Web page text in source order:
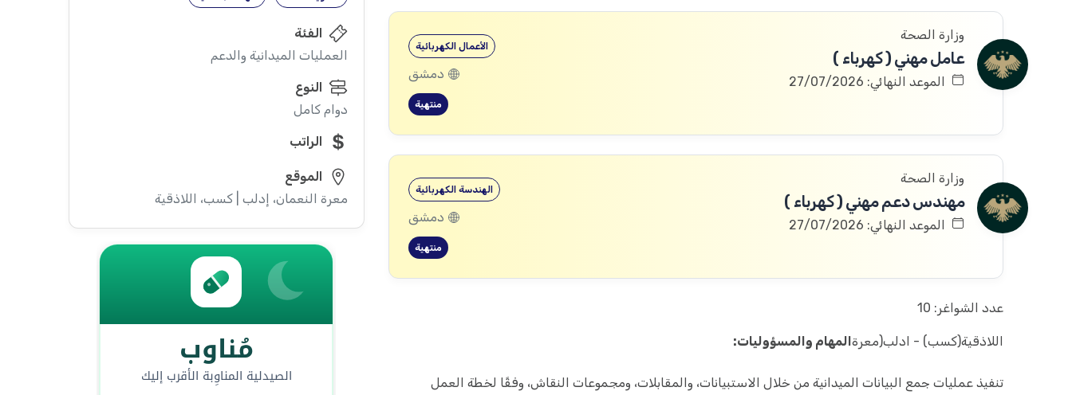
وزارة الصحة
عامل مهني ( كهرباء )
الموعد النهائي: 27/07/2026
الأعمال الكهربائية
دمشق
منتهية
وزارة الصحة
مهندس دعم مهني ( كهرباء )
الموعد النهائي: 27/07/2026
الهندسة الكهربائية
دمشق
منتهية
عدد الشواغر: 10
اللاذقية(كسب) - ادلب(معرةالمهام والمسؤوليات:
تنفيذ عمليات جمع البيانات الميدانية من خلال الاستبيانات، والمقابلات، ومجموعات النقاش، وفقًا لخطة العمل
الفئة
العمليات الميدانية والدعم
النوع
دوام كامل
الراتب
الموقع
معرة النعمان، إدلب | كسب، اللاذقية